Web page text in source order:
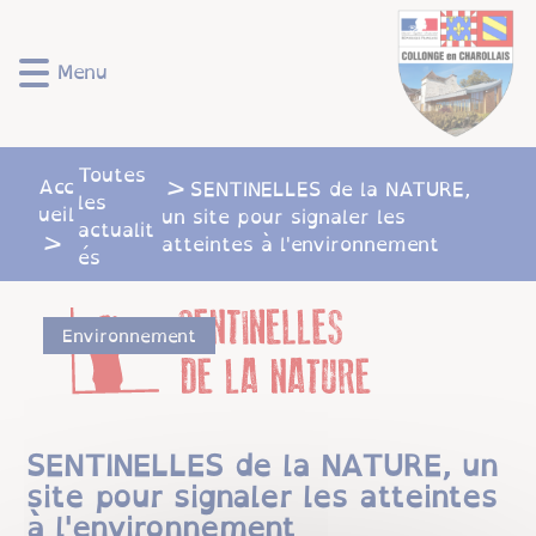
rapide
au
rapide
au
principal
rapide
recherche
rapide
au
de
page
Menu
Acc
ueil
Toutes
les
actualit
és
SENTINELLES de la NATURE,
un site pour signaler les
atteintes à l'environnement
Environnement
SENTINELLES de la NATURE, un
site pour signaler les atteintes